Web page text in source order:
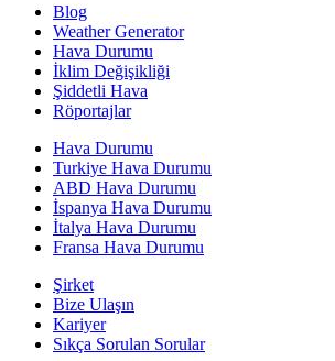
Blog
Weather Generator
Hava Durumu
İklim Değişikliği
Şiddetli Hava
Röportajlar
Hava Durumu
Turkiye Hava Durumu
ABD Hava Durumu
İspanya Hava Durumu
İtalya Hava Durumu
Fransa Hava Durumu
Şirket
Bize Ulaşın
Kariyer
Sıkça Sorulan Sorular